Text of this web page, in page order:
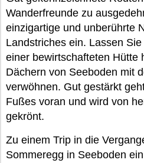
Wanderfreunde zu
einzigartige und unberührte
Landstriches ein. Lassen
einer bewirtschafteten Hütte
Dächern von Seeboden mit
verwöhnen. Gut gestärkt
Fußes voran und wird von
gekrönt.
Zu einem Trip in die
Sommeregg in Seeboden